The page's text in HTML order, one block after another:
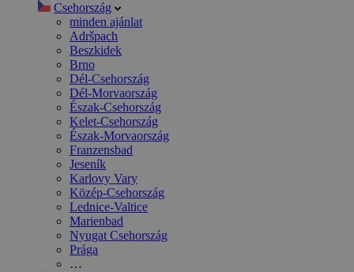
Csehország
minden ajánlat
Adršpach
Beszkidek
Brno
Dél-Csehország
Dél-Morvaország
Észak-Csehország
Kelet-Csehország
Észak-Morvaország
Franzensbad
Jeseník
Karlovy Vary
Közép-Csehország
Lednice-Valtice
Marienbad
Nyugat Csehország
Prága
…